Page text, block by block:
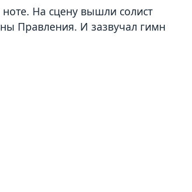
На сцену вышли солист
Правления. И зазвучал гимн